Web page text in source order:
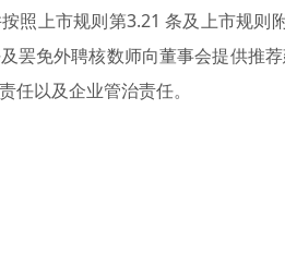
照上市规则第3.21 条及上市规
罢免外聘核数师向董事会提供推
任以及企业管治责任。